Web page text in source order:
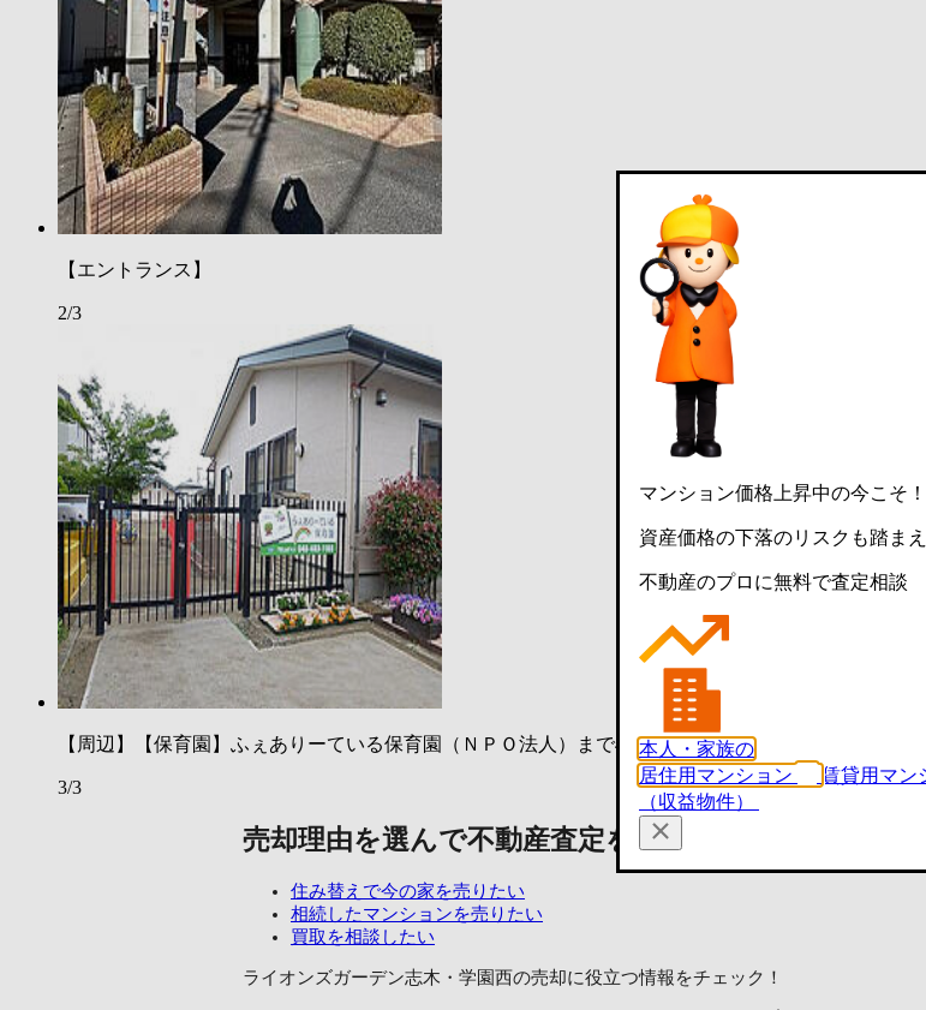
【エントランス】
2/3
【周辺】【保育園】ふぇありーている保育園（ＮＰＯ法人）まで470ｍ
3/3
売却理由を選んで不動産査定を依頼する
住み替えで今の家を売りたい
相続したマンションを売りたい
買取を相談したい
ライオンズガーデン志木・学園西の売却に役立つ情報をチェック！
マンション価格上昇中の今こそ！
資産価格の下落のリスクも踏まえ
不動産のプロに無料で査定相談
本人・家族の
居住用マンション
賃貸用マン
（収益物件）